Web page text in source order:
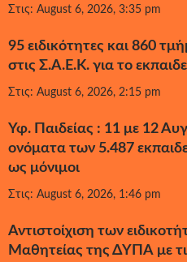
Στις: August 6, 2026, 3:35 pm
95 ειδικότητες και 860
στις Σ.Α.Ε.Κ. για το
Στις: August 6, 2026, 2:15 pm
Υφ. Παιδείας : 11 με 12
ονόματα των 5.487
ως μόνιμοι
Στις: August 6, 2026, 1:46 pm
Αντιστοίχιση των
Μαθητείας της ΔΥΠΑ με